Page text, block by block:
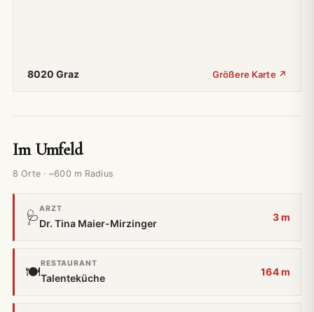
8020 Graz Größere Karte ↗
Im Umfeld
8 Orte · ~600 m Radius
🩺
ARZT
Dr. Tina Maier-Mirzinger
3 m
🍽️
RESTAURANT
Talenteküche
164 m